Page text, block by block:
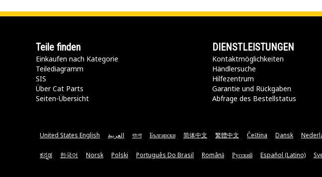
Teile finden
Einkaufen nach Kategorie
Teilediagramm
SIS
Über Cat Parts
Seiten-Übersicht
DIENSTLEISTUNGEN
Kontaktmöglichkeiten​
Händlersuche
Hilfezentrum
Garantie und Rückgaben
Abfrage des Bestellstatus
United States English العربية বাংলা Български 简体中文 繁體中文 Čeština Dansk
ಕನ್ನಡ 한국어 Norsk Polski Português Do Brasil Română Русский Español (Latino)